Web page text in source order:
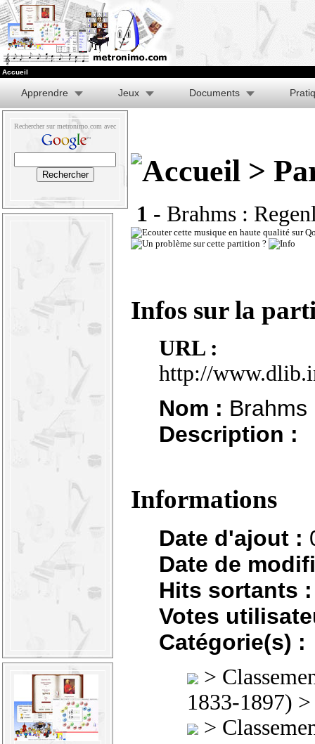
Accueil
Apprendre Jeux Documents
Rechercher sur metronimo.com avec
>
1 - Brahms :
Infos sur la
URL :
http://
Nom : Brahms
Description :
Informations
Date d'ajout :
Date de
Hits sortants :
Votes
Catégorie(s) :
>
1833-1897)
>